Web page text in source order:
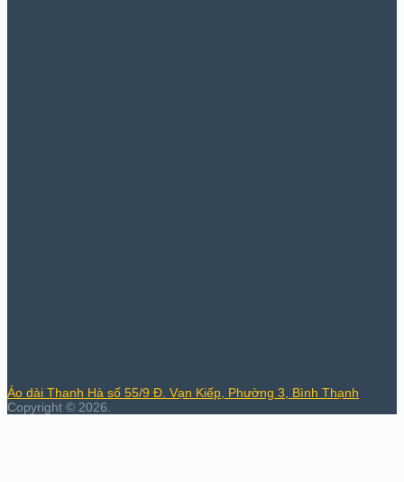
Áo dài Thanh Hà số 55/9 Đ. Vạn Kiếp, Phường 3, Bình Thạnh
Copyright © 2026.